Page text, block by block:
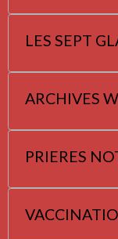
LES SEPT
ARCHIVES
PRIERES